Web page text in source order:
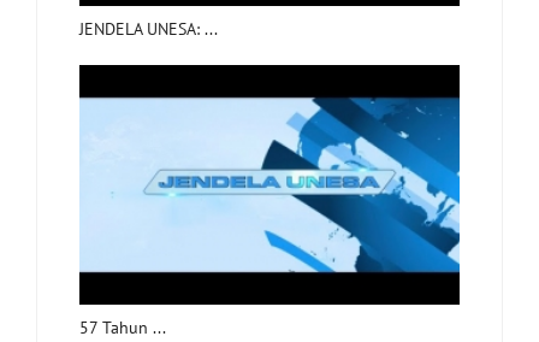
JENDELA UNESA: ...
57 Tahun ...